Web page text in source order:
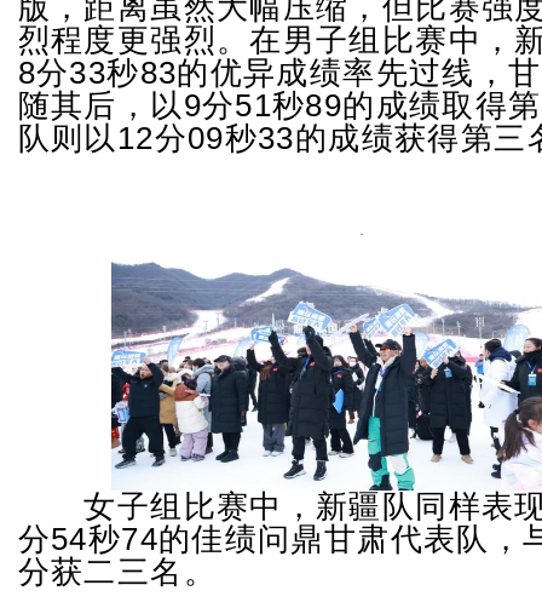
版，距离虽然大幅压缩，但比赛强
烈程度更强烈。在男子组比赛中，
8分33秒83的优异成绩率先过线，
随其后，以9分51秒89的成绩取得
队则以12分09秒33的成绩获得第三
女子组比赛中，新疆队同样表
分54秒74的佳绩问鼎甘肃代表队，
分获二三名。